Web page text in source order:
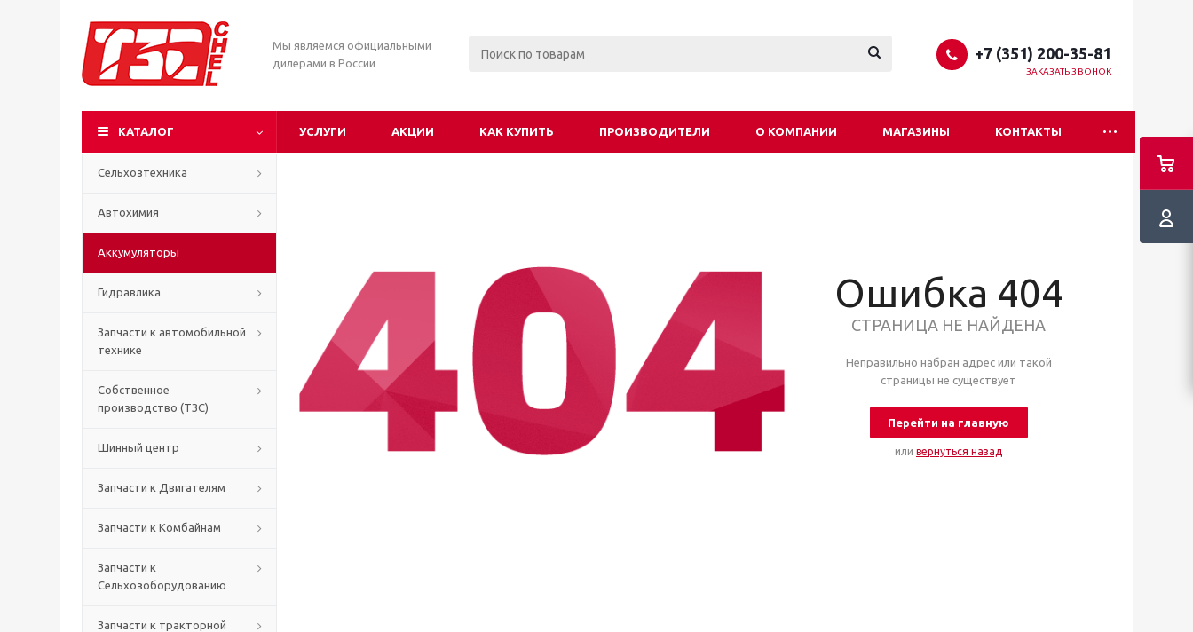
Мы являемся официальными
дилерами в России
+7 (351) 200-35-81
ЗАКАЗАТЬ ЗВОНОК
КАТАЛОГ УСЛУГИ АКЦИИ КАК КУПИТЬ ПРОИЗВОДИТЕЛИ О КОМПАНИИ МАГАЗИНЫ КОНТАКТЫ
Сельхозтехника
Автохимия
Аккумуляторы
Гидравлика
Запчасти к автомобильной
технике
Собственное
производство (ТЗС)
Шинный центр
Запчасти к Двигателям
Запчасти к Комбайнам
Запчасти к
Сельхозоборудованию
Запчасти к тракторной
Ошибка 404
СТРАНИЦА НЕ НАЙДЕНА
Неправильно набран адрес или такой
страницы не существует
Перейти на главную
или вернуться назад